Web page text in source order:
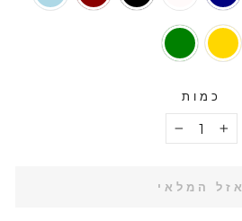
כמות
− +
אזל המלאי